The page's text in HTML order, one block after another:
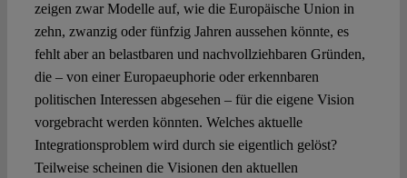
zeigen zwar Modelle auf, wie die Europäische Union in
zehn, zwanzig oder fünfzig Jahren aussehen könnte, es
fehlt aber an belastbaren und nachvollziehbaren Gründen,
die – von einer Europaeuphorie oder erkennbaren
politischen Interessen abgesehen – für die eigene Vision
vorgebracht werden könnten. Welches aktuelle
Integrationsproblem wird durch sie eigentlich gelöst?
Teilweise scheinen die Visionen den aktuellen